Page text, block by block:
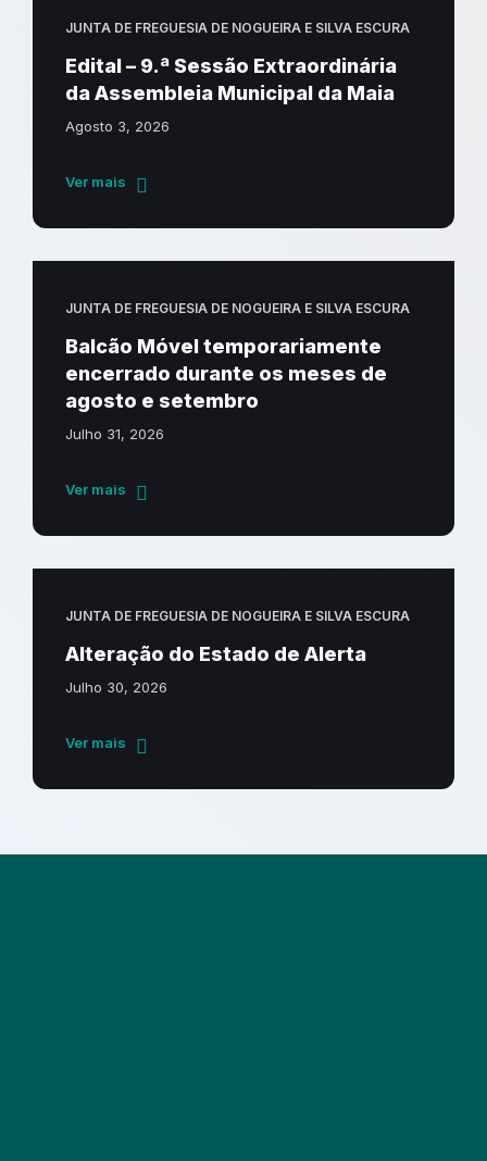
JUNTA DE FREGUESIA DE NOGUEIRA E SILVA ESCURA
Edital – 9.ª Sessão Extraordinária
da Assembleia Municipal da Maia
Agosto 3, 2026
Ver mais
JUNTA DE FREGUESIA DE NOGUEIRA E SILVA ESCURA
Balcão Móvel temporariamente
encerrado durante os meses de
agosto e setembro
Julho 31, 2026
Ver mais
JUNTA DE FREGUESIA DE NOGUEIRA E SILVA ESCURA
Alteração do Estado de Alerta
Julho 30, 2026
Ver mais